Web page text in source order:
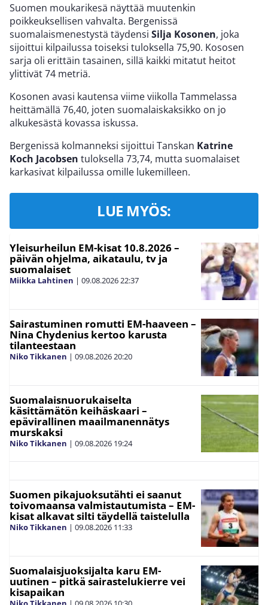
Suomen moukarikesä näyttää muutenkin
poikkeuksellisen vahvalta. Bergenissä
suomalaismenestystä täydensi Silja Kosonen, joka
sijoittui kilpailussa toiseksi tuloksella 75,90. Kososen
sarja oli erittäin tasainen, sillä kaikki mitatut heitot
ylittivät 74 metriä.
Kosonen avasi kautensa viime viikolla Tammelassa
heittämällä 76,40, joten suomalaiskaksikko on jo
alkukesästä kovassa iskussa.
Bergenissä kolmanneksi sijoittui Tanskan Katrine
Koch Jacobsen tuloksella 73,74, mutta suomalaiset
karkasivat kilpailussa omille lukemilleen.
LUE MYÖS:
Yleisurheilun EM-kisat 10.8.2026 –
päivän ohjelma, aikataulu, tv ja
suomalaiset
Miikka Lahtinen | 09.08.202622:37
Sairastuminen romutti EM-haaveen –
Nina Chydenius kertoo karusta
tilanteestaan
Niko Tikkanen | 09.08.202620:20
Suomalaisnuorukaiselta
käsittämätön keihäskaari –
epävirallinen maailmanennätys
murskaksi
Niko Tikkanen | 09.08.2026 19:24
Suomen pikajuoksutähti ei saanut
toivomaansa valmistautumista – EM-
kisat alkavat silti täydellä taistelulla
Niko Tikkanen | 09.08.2026 11:33
Suomalaisjuoksijalta karu EM-
uutinen – pitkä sairastelukierre vei
kisapaikan